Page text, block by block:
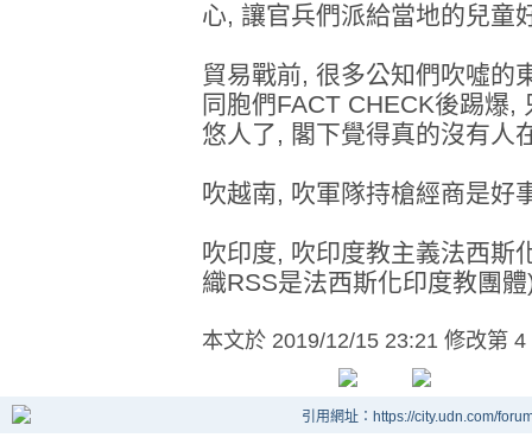
心, 讓官兵們派給當地的兒童
貿易戰前, 很多公知們吹噓的
同胞們FACT CHECK後踢爆,
悠人了, 閣下覺得真的沒有人
吹越南, 吹軍隊持槍經商是好
吹印度, 吹印度教主義法西斯
織RSS是法西斯化印度教團體
本文於 2019/12/15 23:21 修改第 4
引用網址：https://city.udn.com/